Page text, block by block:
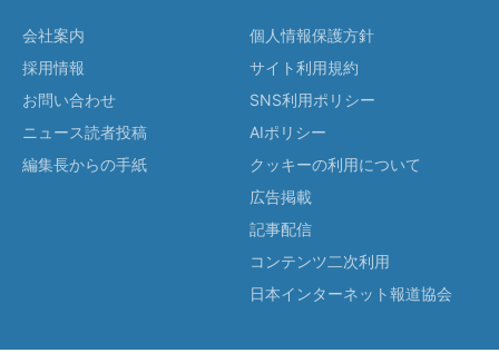
会社案内
採用情報
お問い合わせ
ニュース読者投稿
編集長からの手紙
個人情報保護方針
サイト利用規約
SNS利用ポリシー
AIポリシー
クッキーの利用について
広告掲載
記事配信
コンテンツ二次利用
日本インターネット報道協会